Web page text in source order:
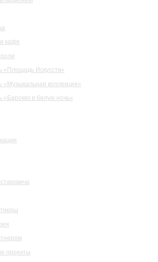
кафе
«Площадь Искусств»
«Музыкальная коллекция»
«Барокко в белую ночь»
проекты